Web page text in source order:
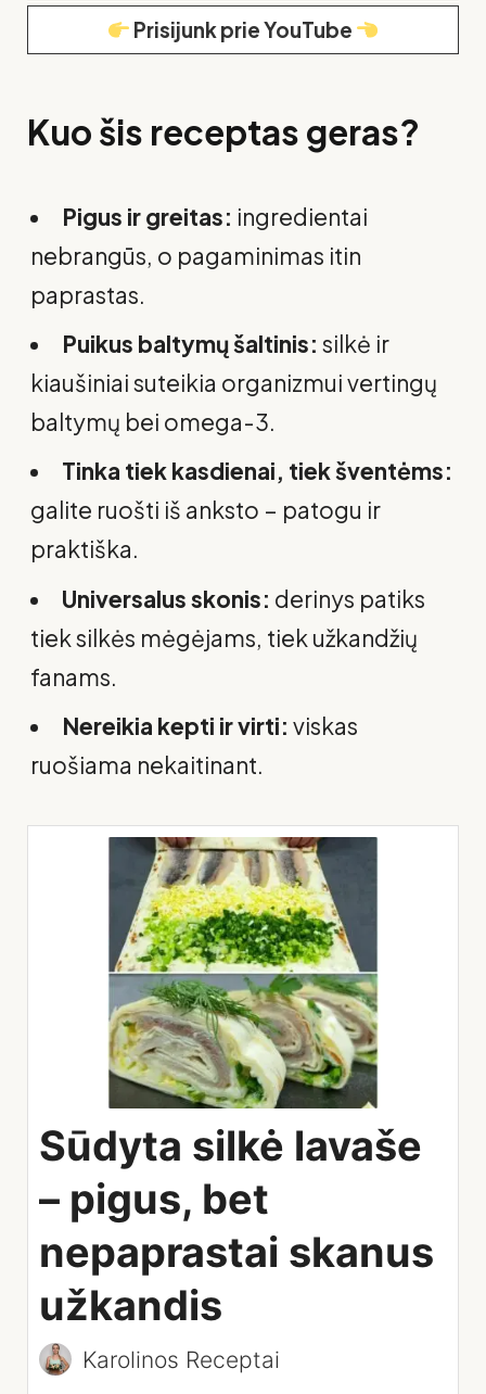
Prisijunk prie YouTube
Kuo šis receptas geras?
Pigus ir greitas: ingredientai
nebrangūs, o pagaminimas itin
paprastas.
Puikus baltymų šaltinis: silkė ir
kiaušiniai suteikia organizmui vertingų
baltymų bei omega-3.
Tinka tiek kasdienai, tiek šventėms:
galite ruošti iš anksto – patogu ir
praktiška.
Universalus skonis: derinys patiks
tiek silkės mėgėjams, tiek užkandžių
fanams.
Nereikia kepti ir virti: viskas
ruošiama nekaitinant.
Sūdyta silkė lavaše
– pigus, bet
nepaprastai skanus
užkandis
Karolinos Receptai